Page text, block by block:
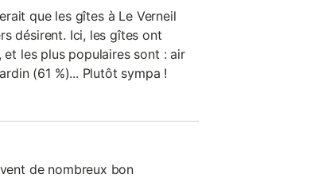
que les gîtes à Le Verneil
désirent. Ici, les gîtes ont
les plus populaires sont : air
(61 %)... Plutôt sympa !
de nombreux bon